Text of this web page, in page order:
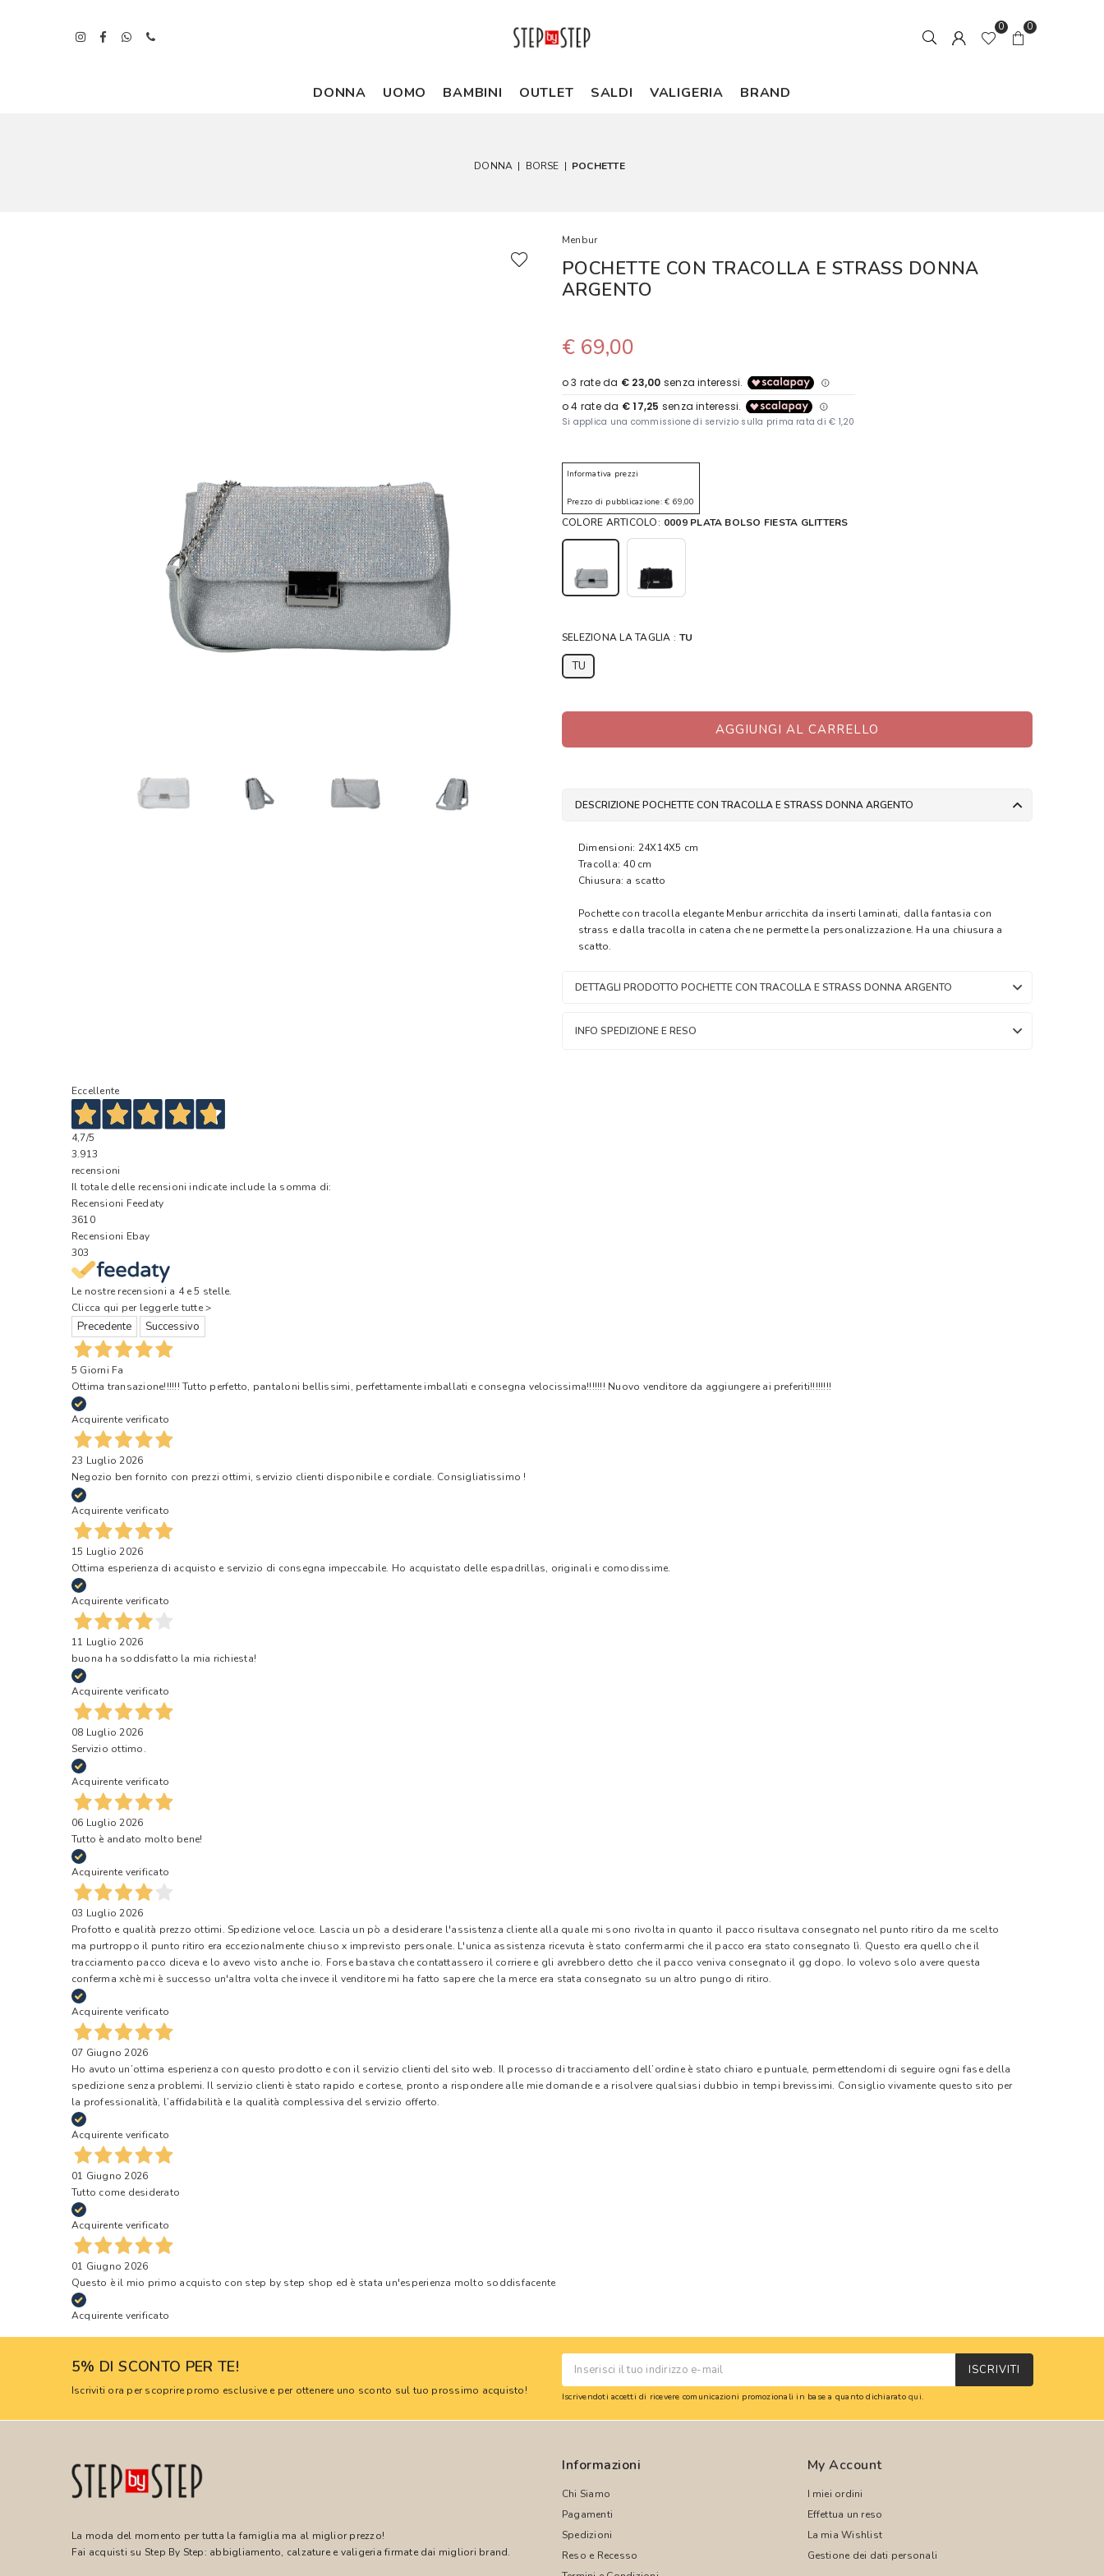
0 0
DONNA UOMO BAMBINI OUTLET SALDI VALIGERIA BRAND
DONNA | BORSE | POCHETTE
Menbur
POCHETTE CON TRACOLLA E STRASS DONNA
ARGENTO
€ 69,00
Informativa prezzi
Prezzo di pubblicazione: € 69,00
COLORE ARTICOLO: 0009 PLATA BOLSO FIESTA GLITTERS
SELEZIONA LA TAGLIA : TU
TU
AGGIUNGI AL CARRELLO
DESCRIZIONE POCHETTE CON TRACOLLA E STRASS DONNA ARGENTO
Dimensioni: 24X14X5 cm
Tracolla: 40 cm
Chiusura: a scatto
Pochette con tracolla elegante Menbur arricchita da inserti laminati, dalla fantasia con
strass e dalla tracolla in catena che ne permette la personalizzazione. Ha una chiusura a
scatto.
DETTAGLI PRODOTTO POCHETTE CON TRACOLLA E STRASS DONNA ARGENTO
INFO SPEDIZIONE E RESO
Eccellente
4,7/5
3.913
recensioni
Il totale delle recensioni indicate include la somma di:
Recensioni Feedaty
3610
Recensioni Ebay
303
Le nostre recensioni a 4 e 5 stelle.
Clicca qui per leggerle tutte >
Precedente Successivo
5 Giorni Fa
Ottima transazione!!!!!! Tutto perfetto, pantaloni bellissimi, perfettamente imballati e consegna velocissima!!!!!!! Nuovo venditore da aggiungere ai preferiti!!!!!!!!
Acquirente verificato
23 Luglio 2026
Negozio ben fornito con prezzi ottimi, servizio clienti disponibile e cordiale. Consigliatissimo !
Acquirente verificato
15 Luglio 2026
Ottima esperienza di acquisto e servizio di consegna impeccabile. Ho acquistato delle espadrillas, originali e comodissime.
Acquirente verificato
11 Luglio 2026
buona ha soddisfatto la mia richiesta!
Acquirente verificato
08 Luglio 2026
Servizio ottimo.
Acquirente verificato
06 Luglio 2026
Tutto è andato molto bene!
Acquirente verificato
03 Luglio 2026
Profotto e qualità prezzo ottimi. Spedizione veloce. Lascia un pò a desiderare l'assistenza cliente alla quale mi sono rivolta in quanto il pacco risultava consegnato nel punto ritiro da me scelto
ma purtroppo il punto ritiro era eccezionalmente chiuso x imprevisto personale. L'unica assistenza ricevuta è stato confermarmi che il pacco era stato consegnato lì. Questo era quello che il
tracciamento pacco diceva e lo avevo visto anche io. Forse bastava che contattassero il corriere e gli avrebbero detto che il pacco veniva consegnato il gg dopo. Io volevo solo avere questa
conferma xchè mi è successo un'altra volta che invece il venditore mi ha fatto sapere che la merce era stata consegnato su un altro pungo di ritiro.
Acquirente verificato
07 Giugno 2026
Ho avuto un’ottima esperienza con questo prodotto e con il servizio clienti del sito web. Il processo di tracciamento dell’ordine è stato chiaro e puntuale, permettendomi di seguire ogni fase della
spedizione senza problemi. Il servizio clienti è stato rapido e cortese, pronto a rispondere alle mie domande e a risolvere qualsiasi dubbio in tempi brevissimi. Consiglio vivamente questo sito per
la professionalità, l’affidabilità e la qualità complessiva del servizio offerto.
Acquirente verificato
01 Giugno 2026
Tutto come desiderato
Acquirente verificato
01 Giugno 2026
Questo è il mio primo acquisto con step by step shop ed è stata un'esperienza molto soddisfacente
Acquirente verificato
5% DI SCONTO PER TE!
Iscriviti ora per scoprire promo esclusive e per ottenere uno sconto sul tuo prossimo acquisto!
ISCRIVITI
Iscrivendoti accetti di ricevere comunicazioni promozionali in base a quanto dichiaratoqui.
La moda del momento per tutta la famiglia ma al miglior prezzo!
Fai acquisti su Step By Step: abbigliamento, calzature e valigeria firmate dai migliori brand.
Informazioni
Chi Siamo
Pagamenti
Spedizioni
Reso e Recesso
My Account
I miei ordini
Effettua un reso
La mia Wishlist
Gestione dei dati personali